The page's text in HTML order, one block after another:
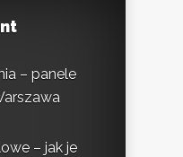
– panele
– jak je